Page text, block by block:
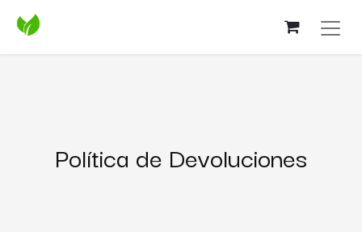
Política de Devoluciones